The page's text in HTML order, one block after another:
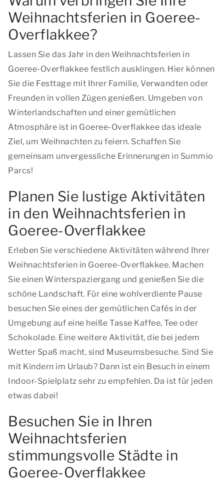
Weihnachtsferien in Goeree-
Overflakkee?
Lassen Sie das Jahr in den Weihnachtsferien in
Goeree-Overflakkee festlich ausklingen. Hier können
Sie die Festtage mit Ihrer Familie, Verwandten oder
Freunden in vollen Zügen genießen. Umgeben von
Winterlandschaften und einer gemütlichen
Atmosphäre ist in Goeree-Overflakkee das ideale
Ziel, um Weihnachten zu feiern. Schaffen Sie
gemeinsam unvergessliche Erinnerungen in Summio
Parcs!
Planen Sie lustige Aktivitäten
in den Weihnachtsferien in
Goeree-Overflakkee
Erleben Sie verschiedene Aktivitäten während Ihrer
Weihnachtsferien in Goeree-Overflakkee. Machen
Sie einen Winterspaziergang und genießen Sie die
schöne Landschaft. Für eine wohlverdiente Pause
besuchen Sie eines der gemütlichen Cafés in der
Umgebung auf eine heiße Tasse Kaffee, Tee oder
Schokolade. Eine weitere Aktivität, die bei jedem
Wetter Spaß macht, sind Museumsbesuche. Sind Sie
mit Kindern im Urlaub? Dann ist ein Besuch in einem
Indoor-Spielplatz sehr zu empfehlen. Da ist für jeden
etwas dabei!
Besuchen Sie in Ihren
Weihnachtsferien
stimmungsvolle Städte in
Goeree-Overflakkee